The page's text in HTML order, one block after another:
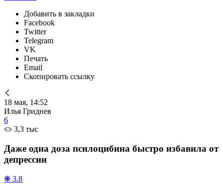
Добавить в закладки
Facebook
Twitter
Telegram
VK
Печать
Email
Скопировать ссылку
18 мая, 14:52
Илья Гриднев
6
3,3 тыс
Даже одна доза псилоцибина быстро избавила от
депрессии
❋ 3.8